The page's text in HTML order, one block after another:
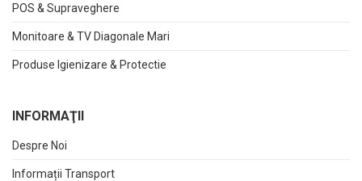
POS & Supraveghere
Monitoare & TV Diagonale Mari
Produse Igienizare & Protectie
INFORMAŢII
Despre Noi
Informații Transport